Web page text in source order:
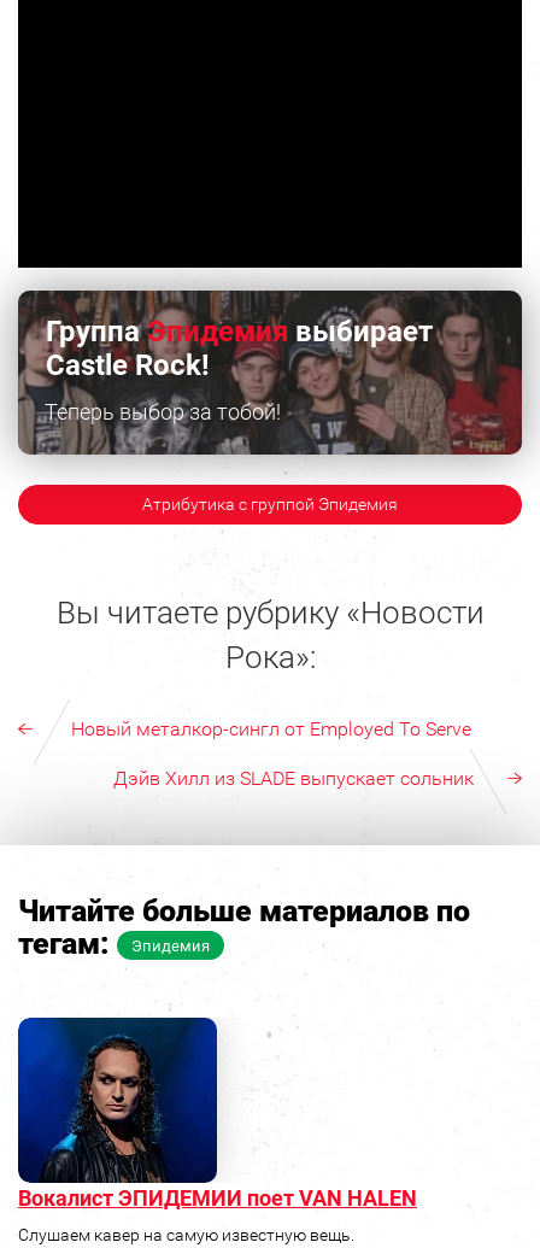
ГруппаЭпидемия выбирает
Castle Rock!
Теперь выбор за тобой!
Атрибутика с группой Эпидемия
Вы читаете рубрику «Новости
Рока»:
Новый металкор-сингл от Employed To Serve
Дэйв Хилл из SLADE выпускает сольник
Читайте больше материалов по
тегам:
Эпидемия
Вокалист ЭПИДЕМИИ поет VAN HALEN
Слушаем кавер на самую известную вещь.